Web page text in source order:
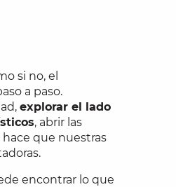
si no, el
a paso.
explorar el lado
, abrir las
que nuestras
encontrar lo que